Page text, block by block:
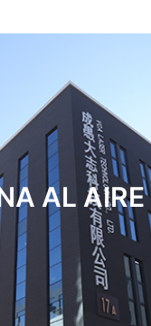
AL AIRE